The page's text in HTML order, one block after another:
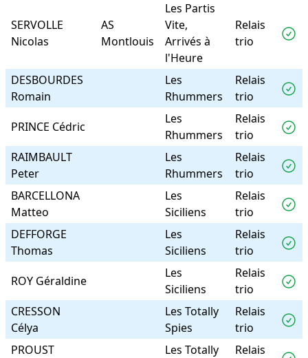
SERVOLLE
Nicolas
AS
Montlouis
Les Partis
Vite,
Arrivés à
l'Heure
Relais
trio
DESBOURDES
Romain
Les
Rhummers
Relais
trio
PRINCE Cédric
Les
Rhummers
Relais
trio
RAIMBAULT
Peter
Les
Rhummers
Relais
trio
BARCELLONA
Matteo
Les
Siciliens
Relais
trio
DEFFORGE
Thomas
Les
Siciliens
Relais
trio
ROY Géraldine
Les
Siciliens
Relais
trio
CRESSON
Célya
Les Totally
Spies
Relais
trio
PROUST
Les Totally
Relais